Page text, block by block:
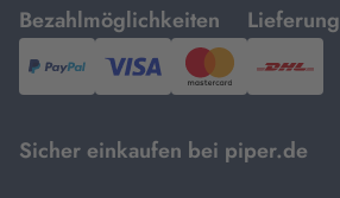
Bezahlmöglichkeiten
mit
PayPal,Visa
und
Lieferung
mit
DHL.
Sicher einkaufen bei piper.de